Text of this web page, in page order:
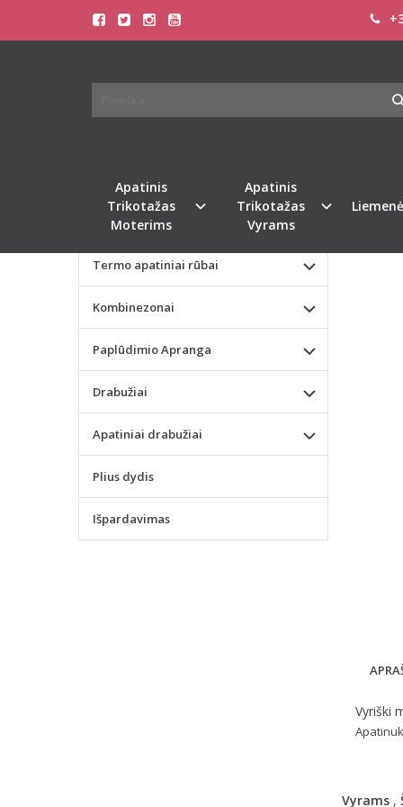
Apatinis
Trikotažas
Moterims
Apatinis
Trikotažas
Vyrams
Vyriški
Vyrams,
Valentino dienos dovana
Liemenėlės
Termo apatiniai rūbai
Kombinezonai
Paplūdimio Apranga
Drabužiai
Apatiniai drabužiai
Plius dydis
Išpardavimas